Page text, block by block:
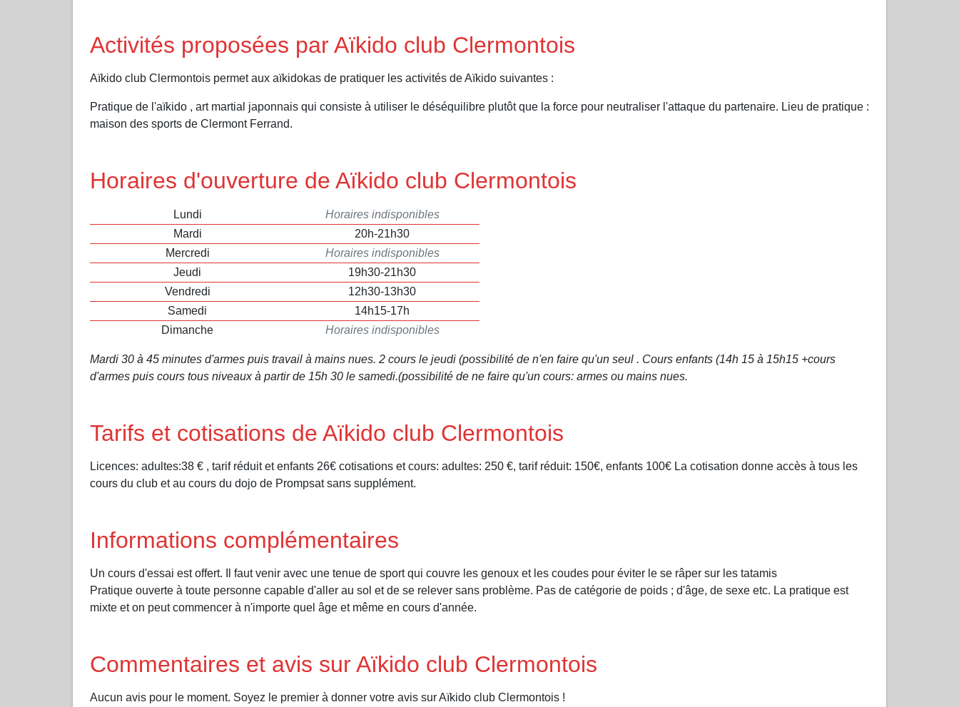
Activités proposées par Aïkido club Clermontois
Aïkido club Clermontois permet aux aïkidokas de pratiquer les activités de Aïkido suivantes :
Pratique de l'aïkido , art martial japonnais qui consiste à utiliser le déséquilibre plutôt que la force pour neutraliser l'attaque du partenaire. Lieu de pratique :
maison des sports de Clermont Ferrand.
Horaires d'ouverture de Aïkido club Clermontois
Lundi
Horaires indisponibles
Mardi
20h-21h30
Mercredi
Horaires indisponibles
Jeudi
19h30-21h30
Vendredi
12h30-13h30
Samedi
14h15-17h
Dimanche
Horaires indisponibles
Mardi 30 à 45 minutes d'armes puis travail à mains nues. 2 cours le jeudi (possibilité de n'en faire qu'un seul . Cours enfants (14h 15 à 15h15 +cours
d'armes puis cours tous niveaux à partir de 15h 30 le samedi.(possibilité de ne faire qu'un cours: armes ou mains nues.
Tarifs et cotisations de Aïkido club Clermontois
Licences: adultes:38 € , tarif réduit et enfants 26€ cotisations et cours: adultes: 250 €, tarif réduit: 150€, enfants 100€ La cotisation donne accès à tous les
cours du club et au cours du dojo de Prompsat sans supplément.
Informations complémentaires
Un cours d'essai est offert. Il faut venir avec une tenue de sport qui couvre les genoux et les coudes pour éviter le se râper sur les tatamis
Pratique ouverte à toute personne capable d'aller au sol et de se relever sans problème. Pas de catégorie de poids ; d'âge, de sexe etc. La pratique est
mixte et on peut commencer à n'importe quel âge et même en cours d'année.
Commentaires et avis sur Aïkido club Clermontois
Aucun avis pour le moment. Soyez le premier à donner votre avis sur Aïkido club Clermontois !